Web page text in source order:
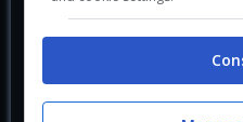
Doom Switch 47.99 €
Doom Unto The Devil Xbox